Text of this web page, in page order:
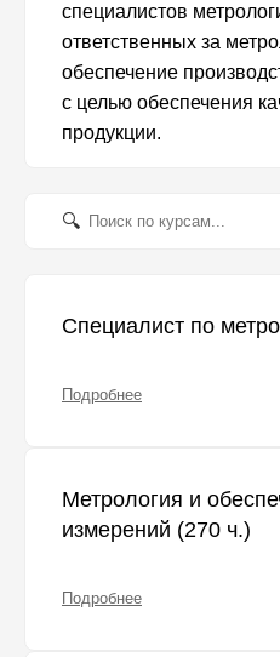
специалистов
ответственных за
обеспечение
с целью обеспечения
продукции.
Специалист по
Подробнее
Метрология и
измерений (270 ч.)
Подробнее